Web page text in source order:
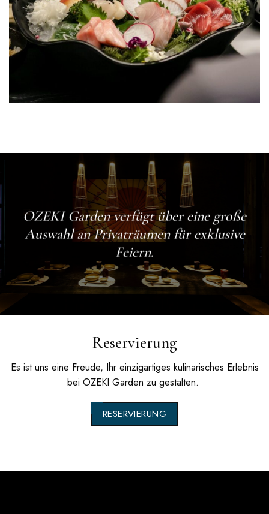
OZEKI Gardenverfügt über eine große
Auswahl an Privaträumen für exklusive
Feiern.
Reservierung
Es ist uns eine Freude, Ihr einzigartiges kulinarisches Erlebnis
bei OZEKI Garden zu gestalten.
RESERVIERUNG